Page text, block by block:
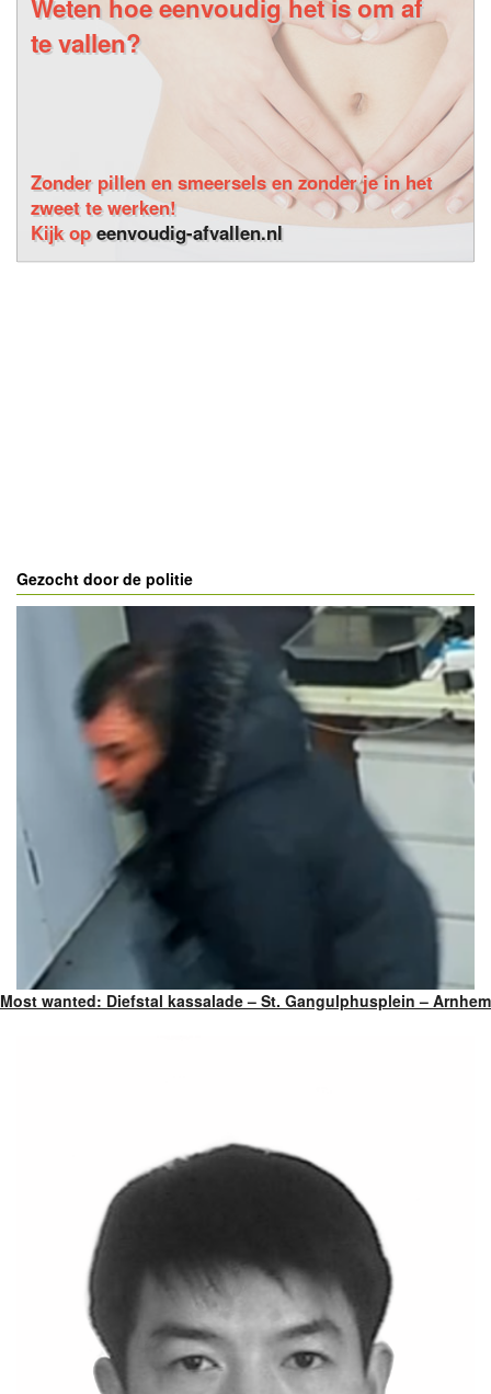
Weten hoe eenvoudig het is om af
te vallen?
Zonder pillen en smeersels en zonder je in het
zweet te werken!
Kijk opeenvoudig-afvallen.nl
Gezocht door de politie
Most wanted: Diefstal kassalade – St. Gangulphusplein – Arnhem